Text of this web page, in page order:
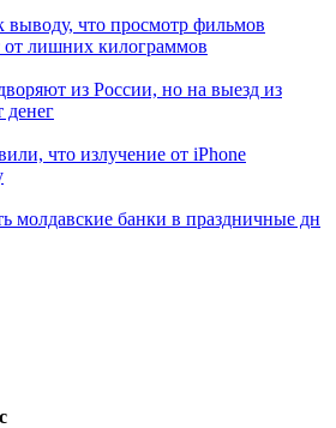
что просмотр фильмов
от лишних килограммов
из России, но на выезд из
денег
что излучение от iPhone
молдавские банки в праздничные дн